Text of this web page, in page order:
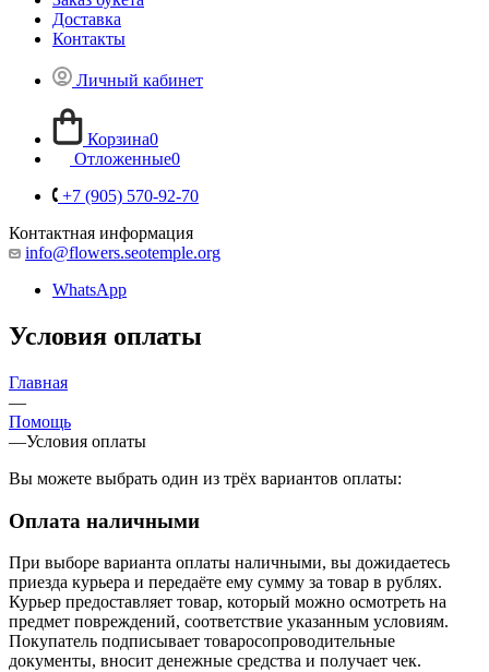
Доставка
Контакты
Личный кабинет
Корзина0
Отложенные0
+7 (905) 570-92-70
Контактная информация
info@flowers.seotemple.org
WhatsApp
Условия оплаты
Главная
—
Помощь
—Условия оплаты
Вы можете выбрать один из трёх вариантов оплаты:
Оплата наличными
При выборе варианта оплаты наличными, вы дожидаетесь
приезда курьера и передаёте ему сумму за товар в рублях.
Курьер предоставляет товар, который можно осмотреть на
предмет повреждений, соответствие указанным условиям.
Покупатель подписывает товаросопроводительные
документы, вносит денежные средства и получает чек.